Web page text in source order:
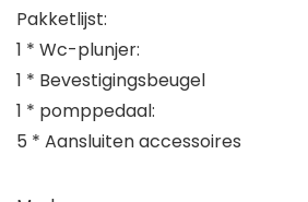
Pakketlijst:
1 * Wc-plunjer:
1 * Bevestigingsbeugel
1 * pomppedaal:
5 * Aansluiten accessoires